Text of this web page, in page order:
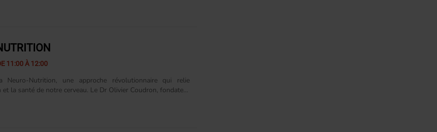
11:00 À 12:00
Neuro-Nutrition, une approche révolutionnaire qui relie
la santé de notre cerveau. Le Dr Olivier Coudron, fondateur